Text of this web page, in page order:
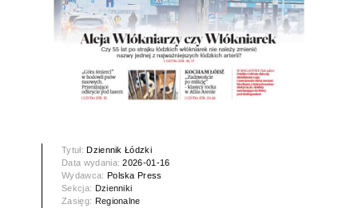
Tytuł: Dziennik Łódzki
Data wydania:2026-01-16
Wydawca: Polska Press
Sekcja: Dzienniki
Zasięg: Regionalne